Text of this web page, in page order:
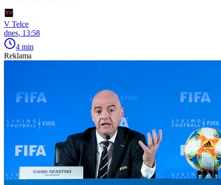
V Telce
dnes, 13:58
4 min
Reklama